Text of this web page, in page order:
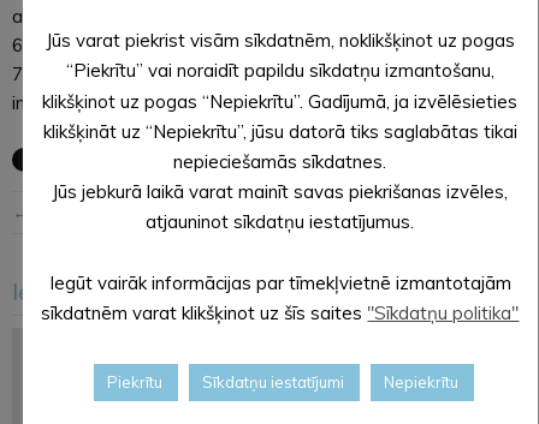
apsaimniekošanu Alūksnes novadā”” izdošanu.
6. Par Investīciju plāna 2022.-2027. gadam aktualizēšanu.
7. Par projektu “Uzņēmējdarbības attīstībai nepieciešamās
infrastruktūras izbūve Alūksnes novadā”.
← Iepriekšējā ziņa
Iesakām arī šo
Jūs varat piekrist visām sīkdatnēm, noklikšķinot uz pogas
“Piekrītu” vai noraidīt papildu sīkdatņu izmantošanu,
klikšķinot uz pogas “Nepiekrītu”. Gadījumā, ja izvēlēsieties
klikšķināt uz “Nepiekrītu”, jūsu datorā tiks saglabātas tikai
nepieciešamās sīkdatnes.
Jūs jebkurā laikā varat mainīt savas piekrišanas izvēles,
atjauninot sīkdatņu iestatījumus.
Iegūt vairāk informācijas par tīmekļvietnē izmantotajām
sīkdatnēm varat klikšķinot uz šīs saites "Sīkdatņu politika"
Piekrītu Sīkdatņu iestatījumi Nepiekrītu